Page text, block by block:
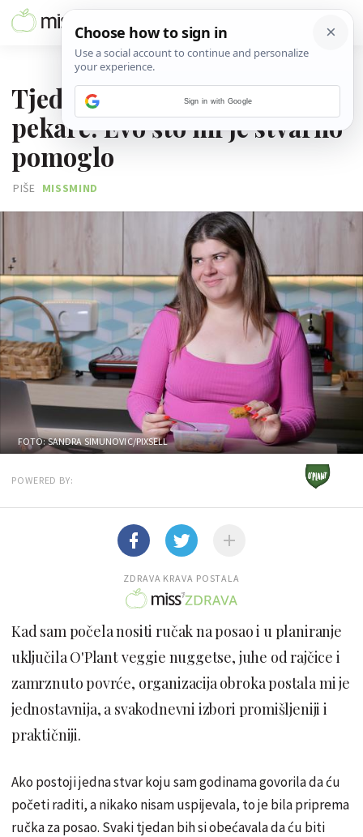
Tjedan dana bez dostave i
pekare: Evo što mi je stvarno
pomoglo
PIŠE MISSMIND
FOTO: SANDRA SIMUNOVIC/PIXSELL
POWERED BY:
ZDRAVA KRAVA POSTALA
Kad sam počela nositi ručak na posao i u planiranje
uključila O'Plant veggie nuggetse, juhe od rajčice i
zamrznuto povrće, organizacija obroka postala mi je
jednostavnija, a svakodnevni izbori promišljeniji i
praktičniji.
Ako postoji jedna stvar koju sam godinama govorila da ću
početi raditi, a nikako nisam uspijevala, to je bila priprema
ručka za posao. Svaki tjedan bih si obećavala da ću biti
Sign in with Google